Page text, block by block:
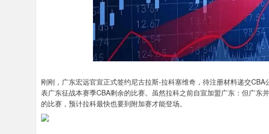
刚刚，广东宏远官宣正式签约尼古拉斯-拉科塞维奇，待注册材料递交
表广东征战本赛季CBA剩余的比赛。虽然拉科之前自宣加盟广东：但广东
的比赛，预计拉科最快也要到附加赛才能登场。